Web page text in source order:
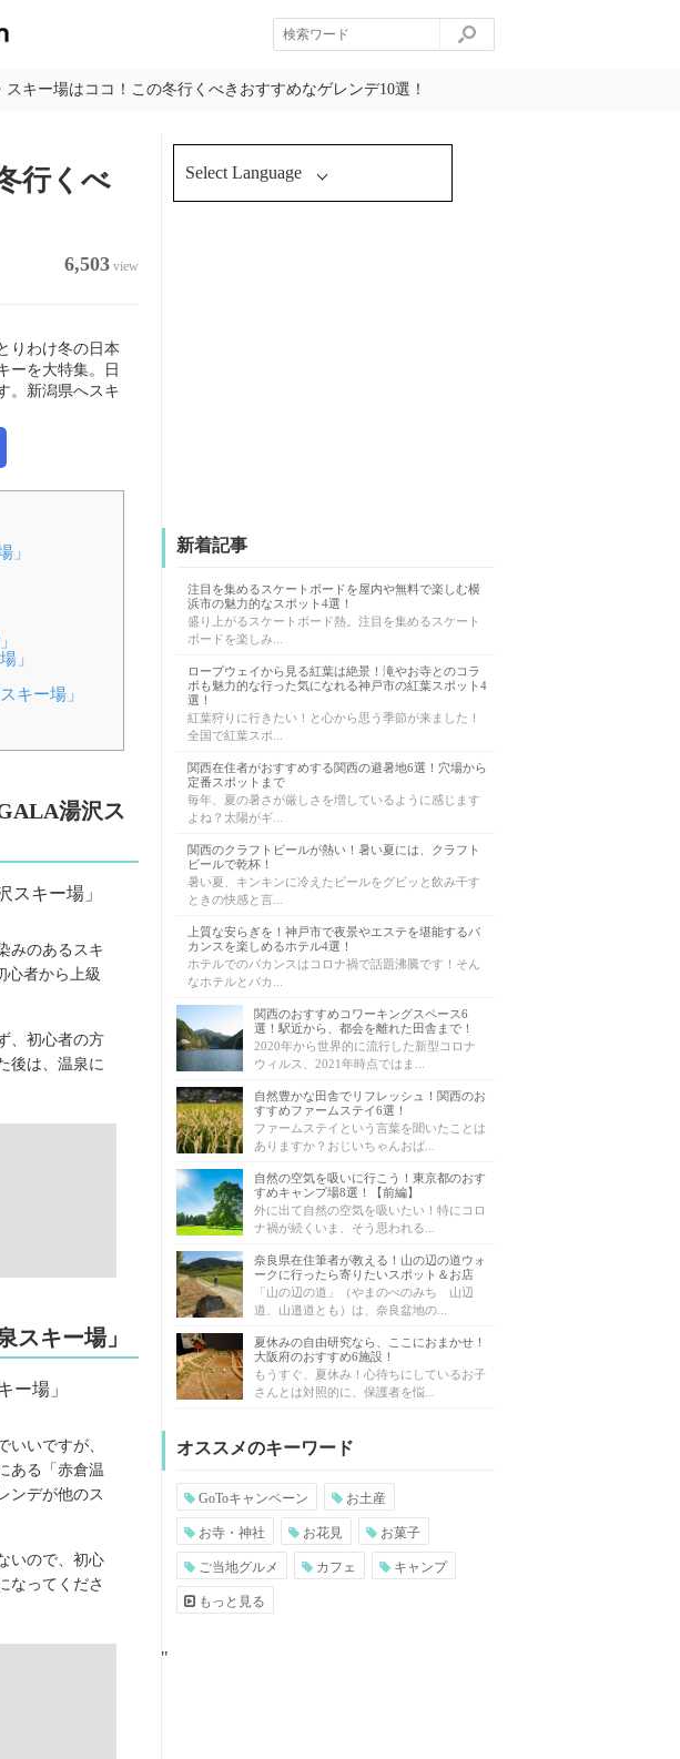
キー場はココ！この冬行くべきおすすめなゲレンデ10選！
行くべ
6,503 view
りわけ冬の日本
ーを大特集。日
。新潟県へスキ
」
」
キー場」
湯沢ス
みのあるスキ
心者から上級
、初心者の方
後は、温泉に
スキー場」
いですが、
ある「赤倉温
ンデが他のス
いので、初心
なってくださ
Select Language
新着記事
注目を集めるスケートボードを屋内や無料で楽しむ横
浜市の魅力的なスポット4選！
盛り上がるスケートボード熱。注目を集めるスケート
ボードを楽しみ...
ロープウェイから見る紅葉は絶景！滝やお寺とのコラ
ボも魅力的な行った気になれる神戸市の紅葉スポット4
選！
紅葉狩りに行きたい！と心から思う季節が来ました！
全国で紅葉スポ...
関西在住者がおすすめする関西の避暑地6選！穴場から
定番スポットまで
毎年、夏の暑さが厳しさを増しているように感じます
よね？太陽がギ...
関西のクラフトビールが熱い！暑い夏には、クラフト
ビールで乾杯！
暑い夏、キンキンに冷えたビールをグビッと飲み干す
ときの快感と言...
上質な安らぎを！神戸市で夜景やエステを堪能するバ
カンスを楽しめるホテル4選！
ホテルでのバカンスはコロナ禍で話題沸騰です！そん
なホテルとバカ...
関西のおすすめコワーキングスペース6
選！駅近から、都会を離れた田舎まで！
2020年から世界的に流行した新型コロナ
ウィルス、2021年時点ではま...
自然豊かな田舎でリフレッシュ！関西のお
すすめファームステイ6選！
ファームステイという言葉を聞いたことは
ありますか？おじいちゃんおば...
自然の空気を吸いに行こう！東京都のおす
すめキャンプ場8選！【前編】
外に出て自然の空気を吸いたい！特にコロ
ナ禍が続くいま、そう思われる...
奈良県在住筆者が教える！山の辺の道ウォ
ークに行ったら寄りたいスポット＆お店
「山の辺の道」（やまのべのみち 山辺
道、山邉道とも）は、奈良盆地の...
夏休みの自由研究なら、ここにおまかせ！
大阪府のおすすめ6施設！
もうすぐ、夏休み！心待ちにしているお子
さんとは対照的に、保護者を悩...
オススメのキーワード
GoToキャンペーン お土産
お寺・神社 お花見 お菓子
ご当地グルメ カフェ キャンプ
もっと見る
"